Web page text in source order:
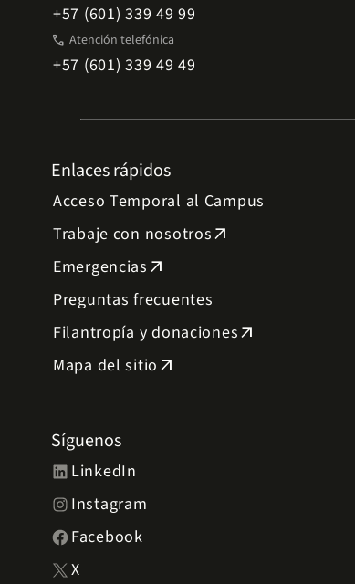
+57 (601) 339 49 99
phone Atención telefónica
+57 (601) 339 49 49
Enlaces rápidos
Acceso Temporal al Campus
Trabaje con nosotrosarrow_outward
Emergencias arrow_outward
Preguntas frecuentes
Filantropía y donacionesarrow_outward
Mapa del sitio arrow_outward
Síguenos
LinkedIn
Instagram
Facebook
X